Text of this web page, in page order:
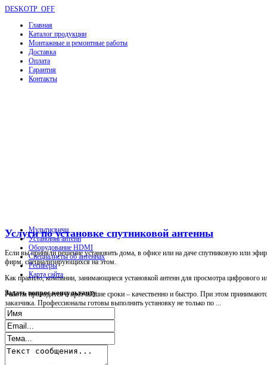
DESKOTP_OFF
Главная
Каталог продукции
Монтажные и ремонтные работы
Доставка
Оплата
Гарантия
Контакты
Услуги по установке спутниковой антенны
Если вы приняли решение установить дома, в офисе или на даче спутниковую или
фирм, специализирующихся на этом.
Как правило, компании, занимающиеся установкой антенн для просмотра цифрового
Работы проводятся в кратчайшие сроки – качественно и быстро. При этом
заказчика. Профессионалы готовы выполнить установку не только по ...
Мультисвичи
Установка антенн
Оборудование HDMI
Специалисты об антеннах
Ресиверы
Карта сайта
Задатьвопрос консультанту